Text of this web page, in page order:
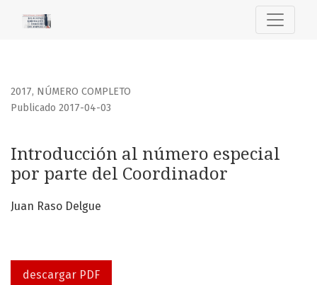
Introducción al número especial por parte del
2017, NÚMERO COMPLETO
Introducción al número especial
por parte del Coordinador
Publicado 2017-04-03
Juan Raso Delgue
descargar PDF